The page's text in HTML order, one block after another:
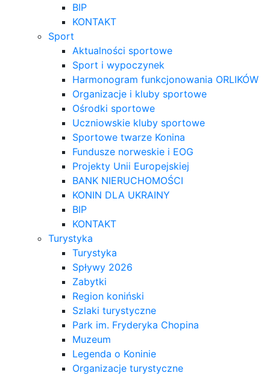
BIP
KONTAKT
Sport
Aktualności sportowe
Sport i wypoczynek
Harmonogram funkcjonowania ORLIKÓW
Organizacje i kluby sportowe
Ośrodki sportowe
Uczniowskie kluby sportowe
Sportowe twarze Konina
Fundusze norweskie i EOG
Projekty Unii Europejskiej
BANK NIERUCHOMOŚCI
KONIN DLA UKRAINY
BIP
KONTAKT
Turystyka
Turystyka
Spływy 2026
Zabytki
Region koniński
Szlaki turystyczne
Park im. Fryderyka Chopina
Muzeum
Legenda o Koninie
Organizacje turystyczne